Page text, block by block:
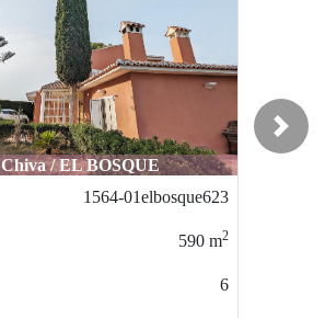
Chiva / EL BOSQUE
1564-01elbosque623
590 m2
6
Next